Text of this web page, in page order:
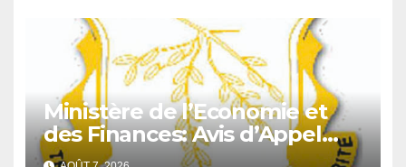
Ministère de l’Economie et
des Finances: Avis d’Appel
d’Offres pour l’Achat de